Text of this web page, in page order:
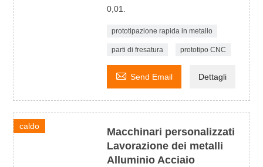
0,01.
prototipazione rapida in metallo
parti di fresatura prototipo CNC
 Send Email Dettagli
caldo
Macchinari personalizzati
Lavorazione dei metalli
Alluminio Acciaio